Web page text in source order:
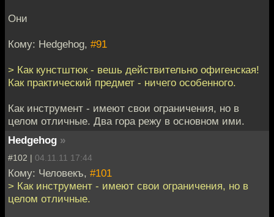
Они
Кому: Hedgehog, #91
> Как кунстштюк - вешь действительно офигенская!
Как практический предмет - ничего особенного.
Как инструмент - имеют свои ограничения, но в
целом отличные. Два гора режу в основном ими.
Hedgehog »
#102 | 04.11.11 17:44
Кому: Человекъ, #101
> Как инструмент - имеют свои ограничения, но в
целом отличные.